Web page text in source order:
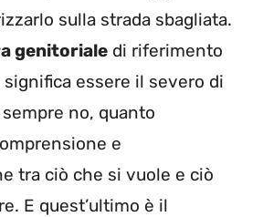
sulla strada sbagliata.
genitoriale di riferimento
essere il severo di
no, quanto
e
tra ciò che si vuole e ciò
E quest’ultimo è il